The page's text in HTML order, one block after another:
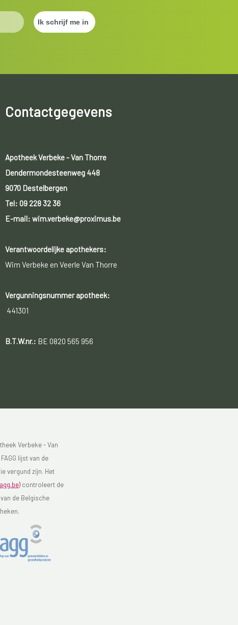
Contactgegevens
Apotheek Verbeke - Van Thorre
Dendermondesteenweg 448
9070 Destelbergen
Tel: 09 228 32 36
E-mail: wim.verbeke@proximus.be
Verantwoordelijke apothekers:
Wim Verbeke en Veerle Van Thorre
Vergunningsnummer apotheek:
441301
B.T.W.nr.: BE 0820 565 956
Verbeke - Van
lijst van de
vergund zijn. Het
controleert de
de Belgische